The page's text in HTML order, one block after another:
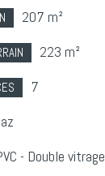
207 m²
223 m²
7
- Double vitrage